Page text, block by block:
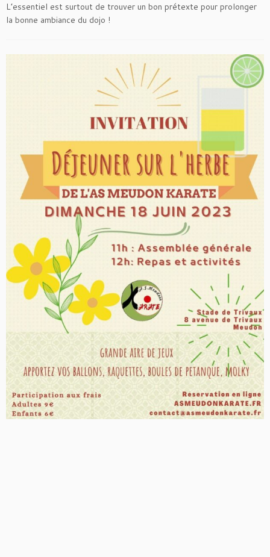
L’essentiel est surtout de trouver un bon prétexte pour prolonger
la bonne ambiance du dojo !